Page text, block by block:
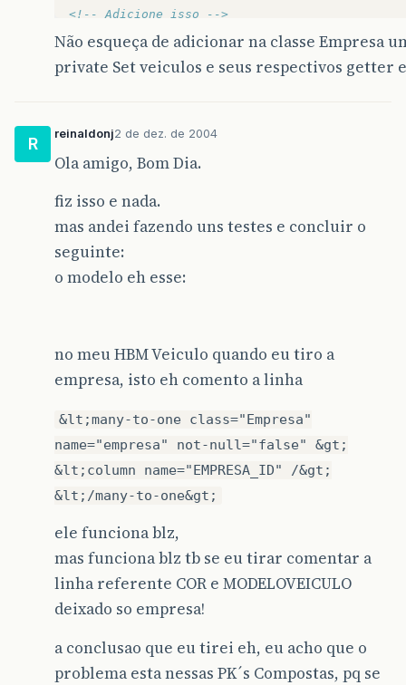
<!-- Adicione isso -->
name="veiculos"
lazy="false"
<key
>
<one-to-many
Não esqueça de adicionar na classe Empresa
private Set veiculos e seus respectivos getter
R
reinaldonj2 de dez. de 2004
Ola amigo, Bom Dia.
fiz isso e nada.
mas andei fazendo uns testes e concluir o
seguinte:
o modelo eh esse:
no meu HBM Veiculo quando eu tiro a
empresa, isto eh comento a linha
&lt;many-to-one class="Empresa"
name="empresa" not-null="false" &gt;
&lt;column name="EMPRESA_ID" /&gt;
&lt;/many-to-one&gt;
ele funciona blz,
mas funciona blz tb se eu tirar comentar a
linha referente COR e MODELOVEICULO
deixado so empresa!
a conclusao que eu tirei eh, eu acho que o
problema esta nessas PK´s Compostas, pq se